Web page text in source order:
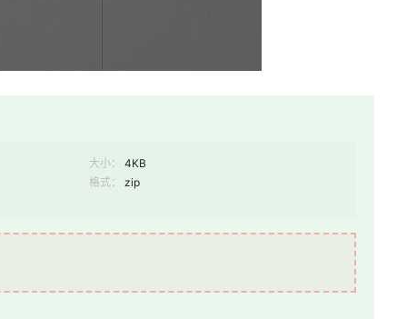
大小：
4KB
格式：
zip